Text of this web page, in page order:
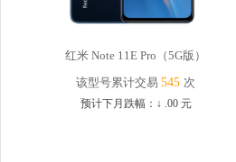
红米 Note 11E Pro（5G版）
该型号累计交易 545 次
预计下月跌幅： ↓ .00元